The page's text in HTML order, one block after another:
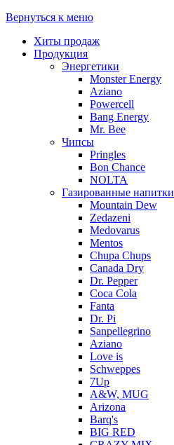
Вернуться к меню
Хиты продаж
Продукция
Энергетики
Monster Energy
Aziano
Powercell
Bang Energy
Mr. Bee
Чипсы
Pringles
Bon Chance
NOLTA
Газированные напитки
Mountain Dew
Zedazeni
Medovarus
Mentos
Chupa Chups
Canada Dry
Dr. Pepper
Coca Cola
Fanta
Dr. Pi
Sanpellegrino
Aziano
Love is
Schweppes
7Up
A&W, MUG
Arizona
Barq's
BIG RED